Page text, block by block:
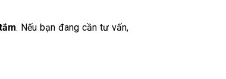
. Nếu bạn đang cần tư vấn,